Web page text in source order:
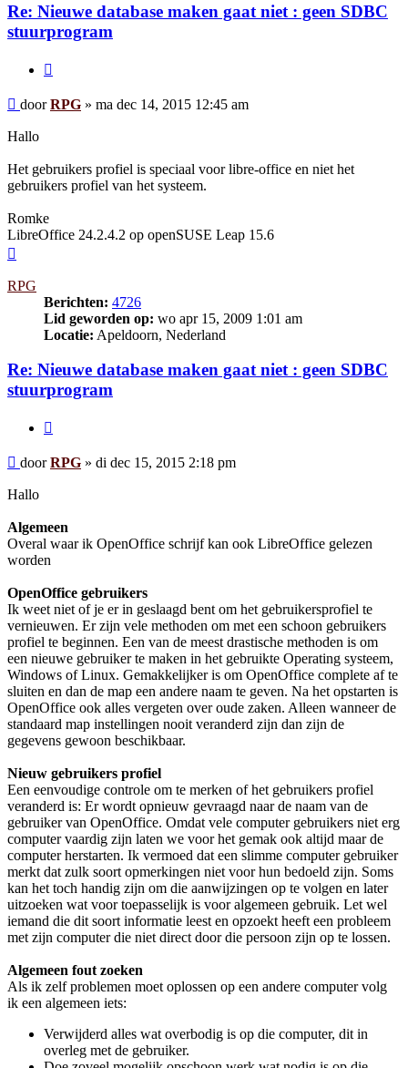
Re: Nieuwe database maken gaat niet : geen SDBC
stuurprogram
Bericht
doorRPG » ma dec 14, 2015 12:45 am
Hallo
Het gebruikers profiel is speciaal voor libre-office en niet het
gebruikers profiel van het systeem.
Romke
LibreOffice 24.2.4.2 op openSUSE Leap 15.6
RPG
Berichten: 4726
Lid geworden op: wo apr 15, 2009 1:01 am
Locatie: Apeldoorn, Nederland
Re: Nieuwe database maken gaat niet : geen SDBC
stuurprogram
Bericht
doorRPG » di dec 15, 2015 2:18 pm
Hallo
Algemeen
Overal waar ik OpenOffice schrijf kan ook LibreOffice gelezen
worden
OpenOffice gebruikers
Ik weet niet of je er in geslaagd bent om het gebruikersprofiel te
vernieuwen. Er zijn vele methoden om met een schoon gebruikers
profiel te beginnen. Een van de meest drastische methoden is om
een nieuwe gebruiker te maken in het gebruikte Operating systeem,
Windows of Linux. Gemakkelijker is om OpenOffice complete af te
sluiten en dan de map een andere naam te geven. Na het opstarten is
OpenOffice ook alles vergeten over oude zaken. Alleen wanneer de
standaard map instellingen nooit veranderd zijn dan zijn de
gegevens gewoon beschikbaar.
Nieuw gebruikers profiel
Een eenvoudige controle om te merken of het gebruikers profiel
veranderd is: Er wordt opnieuw gevraagd naar de naam van de
gebruiker van OpenOffice. Omdat vele computer gebruikers niet erg
computer vaardig zijn laten we voor het gemak ook altijd maar de
computer herstarten. Ik vermoed dat een slimme computer gebruiker
merkt dat zulk soort opmerkingen niet voor hun bedoeld zijn. Soms
kan het toch handig zijn om die aanwijzingen op te volgen en later
uitzoeken wat voor toepasselijk is voor algemeen gebruik. Let wel
iemand die dit soort informatie leest en opzoekt heeft een probleem
met zijn computer die niet direct door die persoon zijn op te lossen.
Algemeen fout zoeken
Als ik zelf problemen moet oplossen op een andere computer volg
ik een algemeen iets:
Verwijderd alles wat overbodig is op die computer, dit in
overleg met de gebruiker.